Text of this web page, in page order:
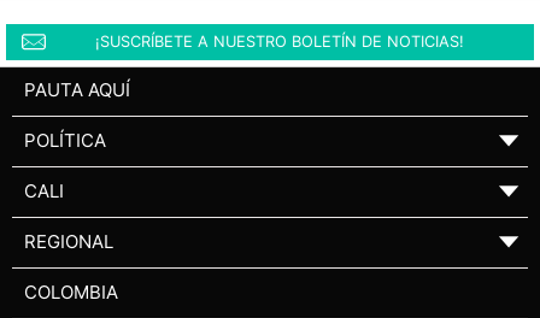
¡SUSCRÍBETE A NUESTRO BOLETÍN DE NOTICIAS!
PAUTA AQUÍ
POLÍTICA ▼
CALI ▼
REGIONAL ▼
COLOMBIA